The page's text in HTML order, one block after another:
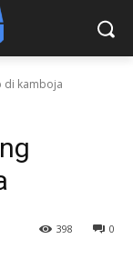
di kamboja
0
398